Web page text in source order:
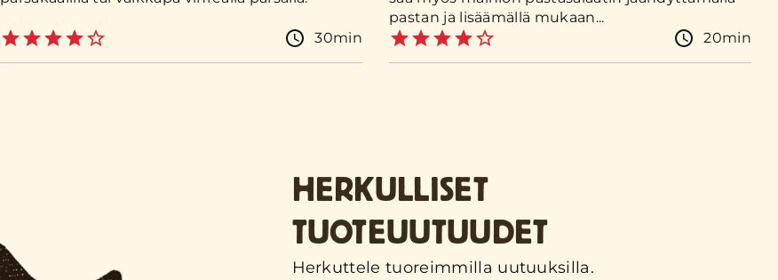
30min
pastan ja lisäämällä mukaan...
20min
HERKULLISET
TUOTEUUTUUDET
Herkuttele tuoreimmilla uutuuksilla.